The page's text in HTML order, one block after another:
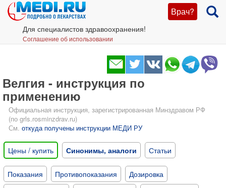
Врач?
Для специалистов здравоохранения!
Соглашение об использовании
Велгия - инструкция по
применению
Официальная инструкция, зарегистрированная Минздравом РФ
(по grls.rosminzdrav.ru)
См. откуда получены инструкции МЕДИ РУ
Цены / купить Синонимы, аналоги Статьи
Показания Противопоказания
Дозировка